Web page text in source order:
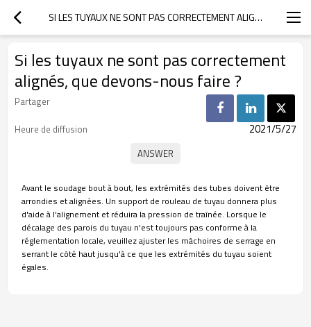
SI LES TUYAUX NE SONT PAS CORRECTEMENT ALIGNÉS, QUE DEVONS-NOUS FAIRE ?
Si les tuyaux ne sont pas correctement
alignés, que devons-nous faire ?
Partager
Heure de diffusion
2021/5/27
Avant le soudage bout à bout, les extrémités des tubes doivent être
arrondies et alignées. Un support de rouleau de tuyau donnera plus
d'aide à l'alignement et réduira la pression de traînée. Lorsque le
décalage des parois du tuyau n'est toujours pas conforme à la
réglementation locale, veuillez ajuster les mâchoires de serrage en
serrant le côté haut jusqu'à ce que les extrémités du tuyau soient
égales.